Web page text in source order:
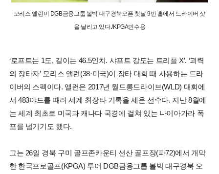
모리스 앨런이 DGB금융그룹 볼빅 대구경북오픈 첫날 9번 홀에서 드라이버 샷
을 날리고 있다./KPGA민수용
‘로프트는 1도, 길이는 46.5인치. 샤프트 강도는 트리플 X’. ‘괴력
의 장타자’ 모리스 앨런(38·미국)이 장타 대회 때 사용하는 드라
이버의 스펙이다. 앨런은 2017년 월드롱드라이브(WLD) 대회에
서 483야드를 때려 세계 최장타 기록을 세운 선수다. 지난 8월에
는 세계 최초로 미국과 캐나다 국경에 걸쳐 있는 나이아가라 폭
포를 넘기기도 했다.
그는 26일 경북 구미 골프존카운티 선산 골프장(파72)에서 개막
한 한국프로골프(KPGA) 투어 DGB금융그룹 볼빅 대구경북 오